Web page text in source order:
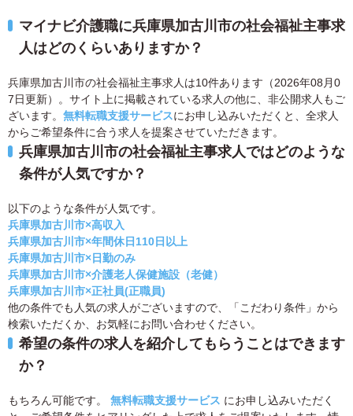
マイナビ介護職に兵庫県加古川市の社会福祉主事求
人はどのくらいありますか？
兵庫県加古川市の社会福祉主事求人は10件あります（2026年08月0
7日更新）。サイト上に掲載されている求人の他に、非公開求人もご
ざいます。 無料転職支援サービスにお申し込みいただくと、全求人
からご希望条件に合う求人を提案させていただきます。
兵庫県加古川市の社会福祉主事求人ではどのような
条件が人気ですか？
以下のような条件が人気です。
兵庫県加古川市×高収入
兵庫県加古川市×年間休日110日以上
兵庫県加古川市×日勤のみ
兵庫県加古川市×介護老人保健施設（老健）
兵庫県加古川市×正社員(正職員)
他の条件でも人気の求人がございますので、「こだわり条件」から
検索いただくか、お気軽にお問い合わせください。
希望の条件の求人を紹介してもらうことはできます
か？
もちろん可能です。 無料転職支援サービス にお申し込みいただく